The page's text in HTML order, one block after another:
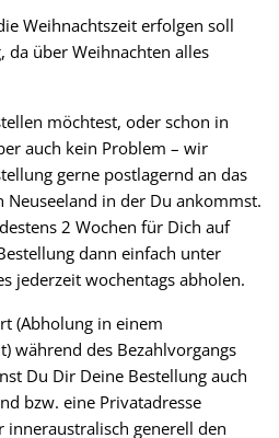
Weihnachtszeit erfolgen soll
da über Weihnachten alles
möchtest, oder schon in
auch kein Problem – wir
gerne postlagernd an das
Neuseeland in der Du ankommst.
2 Wochen für Dich auf
dann einfach unter
jederzeit wochentags abholen.
(Abholung in einem
während des Bezahlvorgangs
Du Dir Deine Bestellung auch
bzw. eine Privatadresse
inneraustralisch generell den